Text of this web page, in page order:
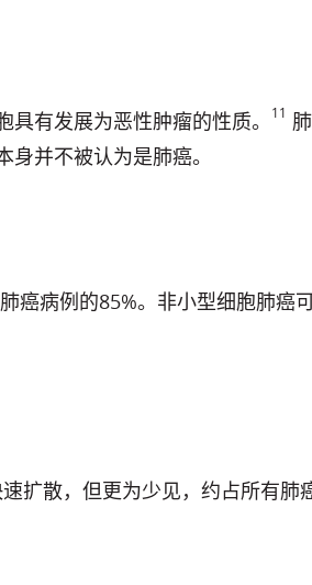
有发展为恶性肿瘤的性质。 11
并不被认为是肺癌。
癌病例的85%。非小型细胞肺癌
扩散，但更为少见，约占所有肺